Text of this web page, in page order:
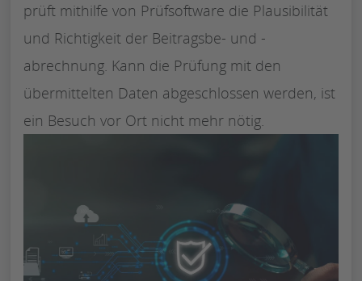
prüft mithilfe von Prüfsoftware die Plausibilität
und Richtigkeit der Beitragsbe- und -
abrechnung. Kann die Prüfung mit den
übermittelten Daten abgeschlossen werden, ist
ein Besuch vor Ort nicht mehr nötig.